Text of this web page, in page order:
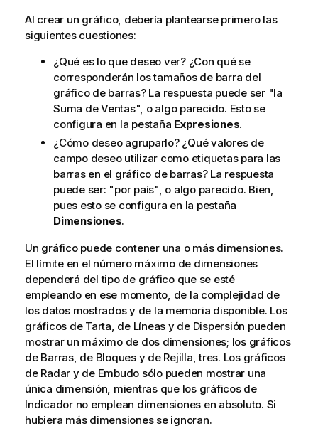
Al crear un gráfico, debería plantearse primero las
siguientes cuestiones:
¿Qué es lo que deseo ver? ¿Con qué se
corresponderán los tamaños de barra del
gráfico de barras? La respuesta puede ser "la
Suma de Ventas", o algo parecido. Esto se
configura en la pestaña Expresiones.
¿Cómo deseo agruparlo? ¿Qué valores de
campo deseo utilizar como etiquetas para las
barras en el gráfico de barras? La respuesta
puede ser: "por país", o algo parecido. Bien,
pues esto se configura en la pestaña
Dimensiones.
Un gráfico puede contener una o más dimensiones.
El límite en el número máximo de dimensiones
dependerá del tipo de gráfico que se esté
empleando en ese momento, de la complejidad de
los datos mostrados y de la memoria disponible. Los
gráficos de Tarta, de Líneas y de Dispersión pueden
mostrar un máximo de dos dimensiones; los gráficos
de Barras, de Bloques y de Rejilla, tres. Los gráficos
de Radar y de Embudo sólo pueden mostrar una
única dimensión, mientras que los gráficos de
Indicador no emplean dimensiones en absoluto. Si
hubiera más dimensiones se ignoran.